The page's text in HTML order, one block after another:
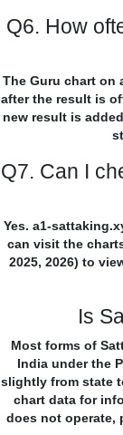
Q6. How
The Guru chart on
after the result is
new result is
Q7. Can I
Yes. a1-
can visit the
2025, 2026) to
Is
Most forms of
India under the
slightly from state
chart data for
does not operate,